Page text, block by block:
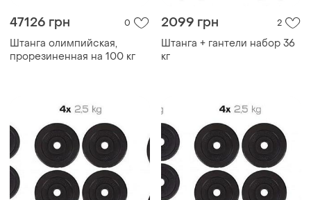
47126 грн 0
Штанга олимпийская,
прорезиненная на 100 кг
2099 грн 2
Штанга + гантели набор 36
кг